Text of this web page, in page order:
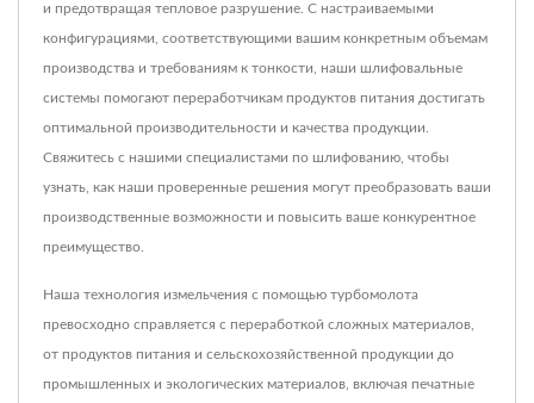
и предотвращая тепловое разрушение. С настраиваемыми
конфигурациями, соответствующими вашим конкретным объемам
производства и требованиям к тонкости, наши шлифовальные
системы помогают переработчикам продуктов питания достигать
оптимальной производительности и качества продукции.
Свяжитесь с нашими специалистами по шлифованию, чтобы
узнать, как наши проверенные решения могут преобразовать ваши
производственные возможности и повысить ваше конкурентное
преимущество.
Наша технология измельчения с помощью турбомолота
превосходно справляется с переработкой сложных материалов,
от продуктов питания и сельскохозяйственной продукции до
промышленных и экологических материалов, включая печатные